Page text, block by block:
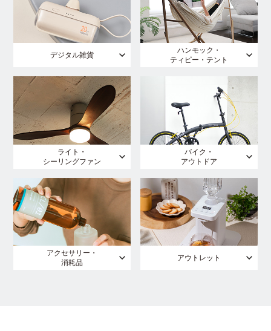
デジタル雑貨
ハンモック・
ティピー・テント
ライト・
シーリングファン
バイク・
アウトドア
アクセサリー・
消耗品
アウトレット